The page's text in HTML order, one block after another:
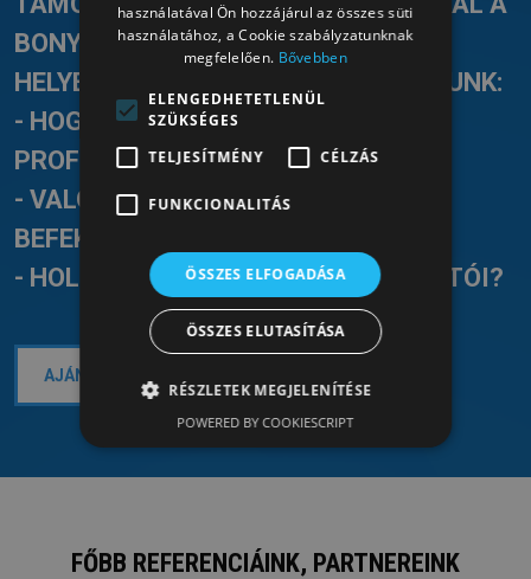
BONYOLULT FŐKÖNYVI KIVONATOK
HELYETT ÉRTHETŐ VÁLASZOKAT ADUNK:
- HOGYAN NÖVELHETŐ A
PROFITABILITÁS?
- VALÓBAN MEGTÉRÜLNEK A
BEFEKTETÉSEI?
- HOL TARTANAK A PÉNZÜGYI MUTATÓI?
AJÁNLATKÉRÉS ÉS KONZULTÁCIÓ >>
FŐBB REFERENCIÁINK, PARTNEREINK
használatával Ön hozzájárul az összes süti
használatához, a Cookie szabályzatunknak
megfelelően. Bővebben
ELENGEDHETETLENÜL
SZÜKSÉGES
TELJESÍTMÉNY
CÉLZÁS
FUNKCIONALITÁS
ÖSSZES ELFOGADÁSA
ÖSSZES ELUTASÍTÁSA
RÉSZLETEK MEGJELENÍTÉSE
POWERED BY COOKIESCRIPT